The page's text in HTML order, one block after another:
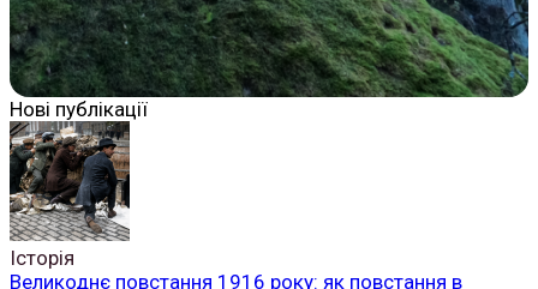
Нові публікації
Історія
Великоднє повстання 1916 року: як повстання в